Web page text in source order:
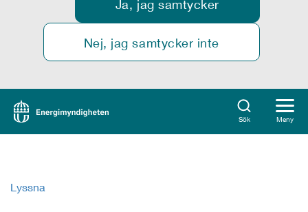
Ja, jag samtycker
Nej, jag samtycker inte
Sök Meny
Lyssna